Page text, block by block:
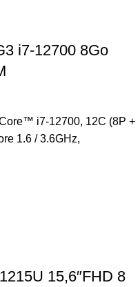
i7-12700 8Go
i7-12700, 12C (8P +
1.6 / 3.6GHz,
15,6″FHD 8